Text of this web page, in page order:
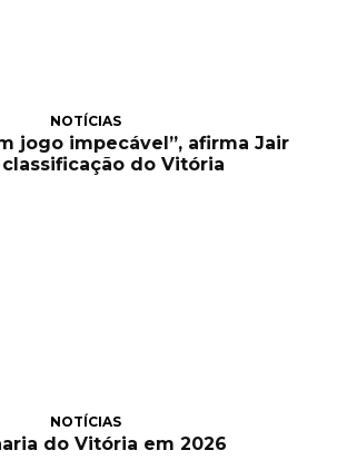
NOTÍCIAS
jogo impecável”, afirma Jair
classificação do Vitória
NOTÍCIAS
do Vitória em 2026